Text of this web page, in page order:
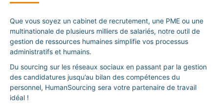
Que vous soyez un cabinet de recrutement, une PME ou une
multinationale de plusieurs milliers de salariés, notre outil de
gestion de ressources humaines simplifie vos processus
administratifs et humains.
Du sourcing sur les réseaux sociaux en passant par la gestion
des candidatures jusqu’au bilan des compétences du
personnel, HumanSourcing sera votre partenaire de travail
idéal !